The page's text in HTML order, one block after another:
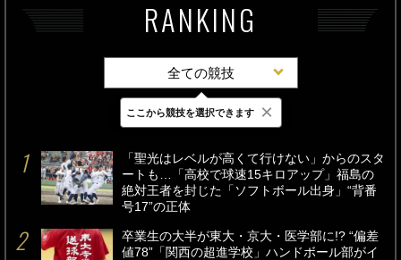
RANKING
全ての競技
最新 24時間 週間
「聖光はレベルが高くて行けない」からのスタ
ートも…「高校で球速15キロアップ」福島の
絶対王者を封じた「ソフトボール出身」“背番
号17”の正体
卒業生の大半が東大・京大・医学部に!? “偏差
値78”「関西の超進学校」ハンドボール部がイ
ここから競技を選択できます ×